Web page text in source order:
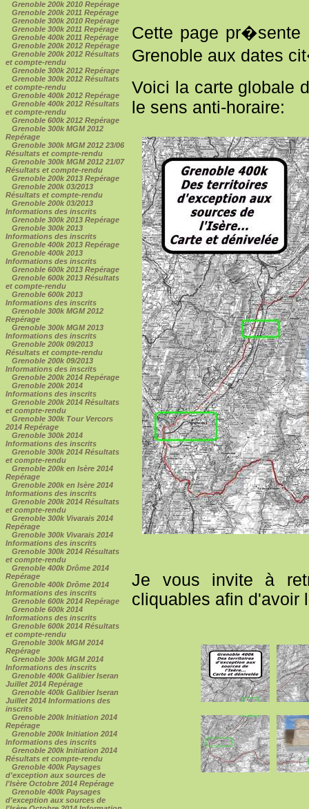
Grenoble 200k 2010 Repérage
Grenoble 200k 2011 Repérage
Grenoble 300k 2010 Repérage
Grenoble 300k 2011 Repérage
Grenoble 400k 2011 Repérage
Grenoble 200k 2012 Repérage
Grenoble 200k 2012 Résultats
et compte-rendu
Grenoble 300k 2012 Repérage
Grenoble 300k 2012 Résultats
et compte-rendu
Grenoble 400k 2012 Repérage
Grenoble 400k 2012 Résultats
et compte-rendu
Grenoble 600k 2012 Repérage
Grenoble 300k MGM 2012
Repérage
Grenoble 300k MGM 2012 23/06
Résultats et compte-rendu
Grenoble 300k MGM 2012 21/07
Résultats et compte-rendu
Grenoble 200k 2013 Repérage
Grenoble 200k 03/2013
Résultats et compte-rendu
Grenoble 200k 03/2013
Informations des inscrits
Grenoble 300k 2013 Repérage
Grenoble 300k 2013
Informations des inscrits
Grenoble 400k 2013 Repérage
Grenoble 400k 2013
Informations des inscrits
Grenoble 600k 2013 Repérage
Grenoble 600k 2013 Résultats
et compte-rendu
Grenoble 600k 2013
Informations des inscrits
Grenoble 300k MGM 2012
Repérage
Grenoble 300k MGM 2013
Informations des inscrits
Grenoble 200k 09/2013
Résultats et compte-rendu
Grenoble 200k 09/2013
Informations des inscrits
Grenoble 200k 2014 Repérage
Grenoble 200k 2014
Informations des inscrits
Grenoble 200k 2014 Résultats
et compte-rendu
Grenoble 300k Tour Vercors
2014 Repérage
Grenoble 300k 2014
Informations des inscrits
Grenoble 300k 2014 Résultats
et compte-rendu
Grenoble 200k en Isère 2014
Repérage
Grenoble 200k en Isère 2014
Informations des inscrits
Grenoble 200k 2014 Résultats
et compte-rendu
Grenoble 300k Vivarais 2014
Repérage
Grenoble 300k Vivarais 2014
Informations des inscrits
Grenoble 300k 2014 Résultats
et compte-rendu
Grenoble 400k Drôme 2014
Repérage
Grenoble 400k Drôme 2014
Informations des inscrits
Grenoble 600k 2014 Repérage
Grenoble 600k 2014
Informations des inscrits
Grenoble 600k 2014 Résultats
et compte-rendu
Grenoble 300k MGM 2014
Repérage
Grenoble 300k MGM 2014
Informations des inscrits
Grenoble 400k Galibier Iseran
Juillet 2014 Repérage
Grenoble 400k Galibier Iseran
Juillet 2014 Informations des
inscrits
Grenoble 200k Initiation 2014
Repérage
Grenoble 200k Initiation 2014
Informations des inscrits
Grenoble 200k Initiation 2014
Résultats et compte-rendu
Grenoble 400k Paysages
d'exception aux sources de
l'Isère Octobre 2014 Repérage
Grenoble 400k Paysages
d'exception aux sources de
Cette page
Grenoble aux dates
Voici la carte globale
le sens anti-horaire:
Je vous invite à
cliquables afin d'avoir